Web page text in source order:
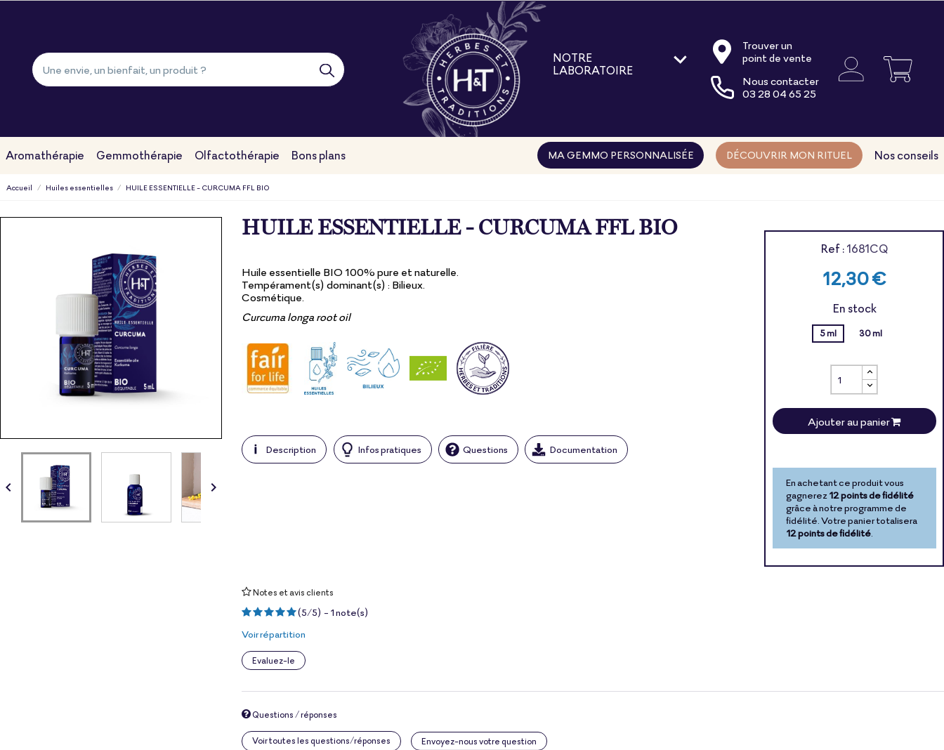
NOTRE
LABORATOIRE
Nos formations
Trouver un
point de vente
Nous contacter
03 28 04 65 25
Aromathérapie Gemmothérapie Olfactothérapie Bons plans Nos conseils
DÉCOUVRIR MON RITUEL
MA GEMMO PERSONNALISÉE
Accueil Huiles essentielles HUILE ESSENTIELLE - CURCUMA FFL BIO
 
HUILE ESSENTIELLE - CURCUMA FFL BIO
Huile essentielle BIO 100% pure et naturelle.
Tempérament(s) dominant(s) : Bilieux.
Cosmétique.
Curcuma longa root oil
Description Infos pratiques Questions Documentation
Ref :1681CQ
12,30 €
En stock
5 ml 30 ml
Ajouter au panier
En achetant ce produit vous
gagnerez12 points de fidélité
grâce à notre programme de
fidélité. Votre panier totalisera
12 points de fidélité.
Notes et avis clients
(5/5) - 1note(s)
Voir répartition
Evaluez-le
Questions / réponses
Voir toutes les questions/réponses Envoyez-nous votre question